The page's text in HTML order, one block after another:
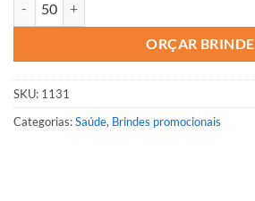
ORÇAR BRINDE
SKU: 1131
Categorias:Saúde, Brindes promocionais